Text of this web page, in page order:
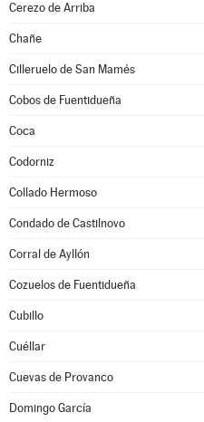
Cerezo de Arriba
Chañe
Cilleruelo de San Mamés
Cobos de Fuentidueña
Coca
Codorniz
Collado Hermoso
Condado de Castilnovo
Corral de Ayllón
Cozuelos de Fuentidueña
Cubillo
Cuéllar
Cuevas de Provanco
Domingo García